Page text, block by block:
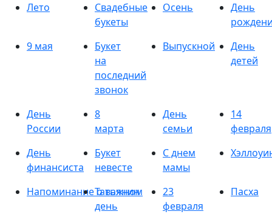
Лето
Свадебные
букеты
Осень
День
9 мая
Букет
на
последний
звонок
Выпускной
День
детей
День
России
8
марта
День
семьи
14
февраля
День
финансиста
Букет
невесте
С днем
мамы
Напоминание о важном
Татьянин
день
23
февраля
Пасха